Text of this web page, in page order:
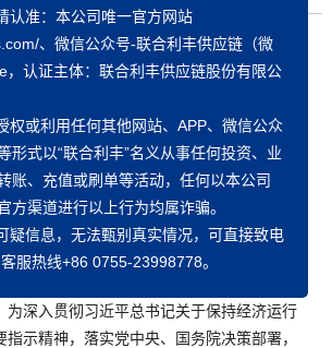
于做好跨周期调节进一步稳外贸的意见
国办发〔2021〕57号
辖市人民政府，国务院各部委、各直属机
为深入贯彻习近平总书记关于保持经济运行
示精神，落实党中央、国务院决策部署，
认准：本公司唯一官方网站
、微信公众号-联合利丰供应链（微
，认证主体：联合利丰供应链股份有限公
权或利用任何其他网站、APP、微信公众
形式以“联合利丰”名义从事任何投资、业
账、充值或刷单等活动，任何以本公司
方渠道进行以上行为均属诈骗。
疑信息，无法甄别真实情况，可直接致电
服热线+86 0755-23998778。